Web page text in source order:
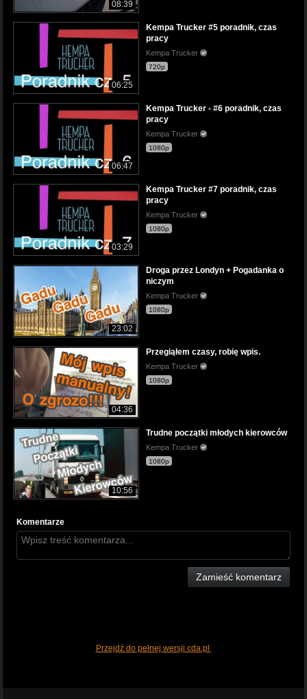
08:39
06:25
Kempa Trucker #5 poradnik, czas
pracy
Kempa Trucker
720p
06:47
Kempa Trucker - #6 poradnik, czas
pracy
Kempa Trucker
1080p
03:29
Kempa Trucker #7 poradnik, czas
pracy
Kempa Trucker
1080p
23:02
Droga przez Londyn + Pogadanka o
niczym
Kempa Trucker
1080p
04:36
Przegiąłem czasy, robię wpis.
Kempa Trucker
1080p
10:56
Trudne początki młodych kierowców
Kempa Trucker
1080p
Komentarze
Zamieść komentarz
Przejdź do pełnej wersji cda.pl